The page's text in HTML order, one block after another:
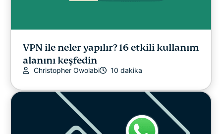
VPN ile neler yapılır? 16 etkili kullanım
alanını keşfedin
Christopher Owolabi 10 dakika